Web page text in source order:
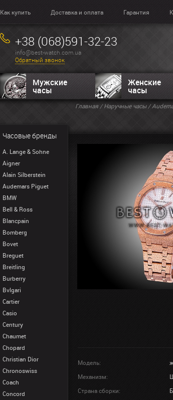
Как купить Доставка и оплата Гарантия
+38 (068)591-32-23
info@best-watch.com.ua
Обратный звонок
Мужские
часы
Женские
часы
Часовые бренды
A. Lange & Sohne
Aigner
Alain Silberstein
Audemars Piguet
BMW
Bell & Ross
Blancpain
Bomberg
Bovet
Breguet
Breitling
Burberry
Bvlgari
Cartier
Casio
Century
Chaumet
Chopard
Christian Dior
Chronoswiss
Coach
Concord
Главная/Наручные часы/
Модель:
Механизм:
Страна сборки: